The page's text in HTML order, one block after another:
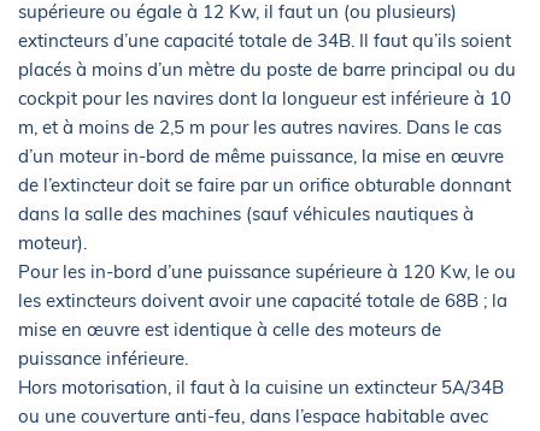
supérieure ou égale à 12 Kw, il faut un (ou plusieurs)
extincteurs d’une capacité totale de 34B. Il faut qu’ils soient
placés à moins d’un mètre du poste de barre principal ou du
cockpit pour les navires dont la longueur est inférieure à 10
m, et à moins de 2,5 m pour les autres navires. Dans le cas
d’un moteur in-bord de même puissance, la mise en œuvre
de l’extincteur doit se faire par un orifice obturable donnant
dans la salle des machines (sauf véhicules nautiques à
moteur).
Pour les in-bord d’une puissance supérieure à 120 Kw, le ou
les extincteurs doivent avoir une capacité totale de 68B ; la
mise en œuvre est identique à celle des moteurs de
puissance inférieure.
Hors motorisation, il faut à la cuisine un extincteur 5A/34B
ou une couverture anti-feu, dans l’espace habitable avec